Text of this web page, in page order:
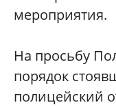
мероприятия.
На просьбу
порядок
полицейский